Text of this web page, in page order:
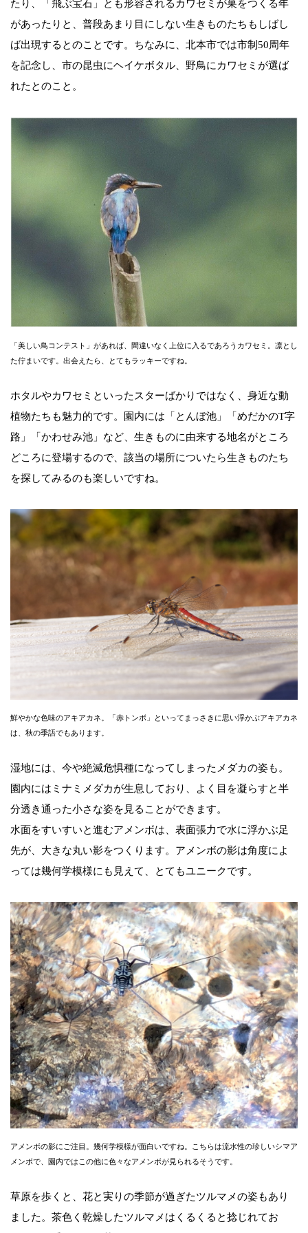
たり、「飛ぶ宝石」とも形容されるカワセミが巣をつくる年
があったりと、普段あまり目にしない生きものたちもしばし
ば出現するとのことです。ちなみに、北本市では市制50周年
を記念し、市の昆虫にヘイケボタル、野鳥にカワセミが選ば
れたとのこと。
「美しい鳥コンテスト」があれば、間違いなく上位に入るであろうカワセミ。凛とし
た佇まいです。出会えたら、とてもラッキーですね。
ホタルやカワセミといったスターばかりではなく、身近な動
植物たちも魅力的です。園内には「とんぼ池」「めだかのT字
路」「かわせみ池」など、生きものに由来する地名がところ
どころに登場するので、該当の場所についたら生きものたち
を探してみるのも楽しいですね。
鮮やかな色味のアキアカネ。「赤トンボ」といってまっさきに思い浮かぶアキアカネ
は、秋の季語でもあります。
湿地には、今や絶滅危惧種になってしまったメダカの姿も。
園内にはミナミメダカが生息しており、よく目を凝らすと半
分透き通った小さな姿を見ることができます。
水面をすいすいと進むアメンボは、表面張力で水に浮かぶ足
先が、大きな丸い影をつくります。アメンボの影は角度によ
っては幾何学模様にも見えて、とてもユニークです。
アメンボの影にご注目。幾何学模様が面白いですね。こちらは流水性の珍しいシマア
メンボで、園内ではこの他に色々なアメンボが見られるそうです。
草原を歩くと、花と実りの季節が過ぎたツルマメの姿もあり
ました。茶色く乾燥したツルマメはくるくると捻じれてお